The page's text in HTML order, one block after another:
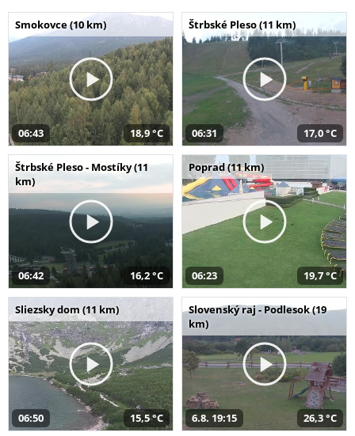
Smokovce (10 km)
06:43 18,9 °C
Štrbské Pleso (11 km)
06:31 17,0 °C
Štrbské Pleso - Mostíky (11
km)
06:42 16,2 °C
Poprad (11 km)
06:23 19,7 °C
Sliezsky dom (11 km)
06:50 15,5 °C
Slovenský raj - Podlesok (19
km)
6.8. 19:15 26,3 °C